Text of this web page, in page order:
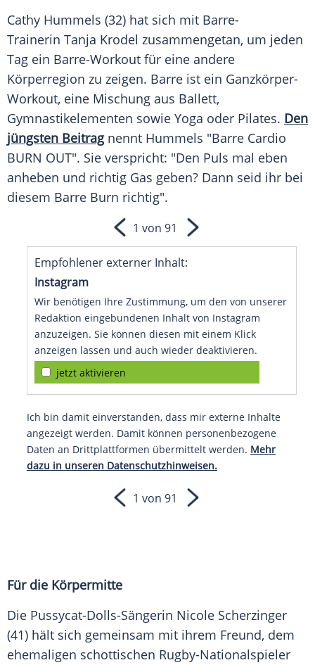
Cathy Hummels (32) hat sich mit Barre-
Trainerin Tanja Krodel zusammengetan, um jeden
Tag ein Barre-Workout für eine andere
Körperregion zu zeigen. Barre ist ein Ganzkörper-
Workout, eine Mischung aus Ballett,
Gymnastikelementen sowie Yoga oder Pilates. Den
jüngsten Beitragnennt Hummels "Barre Cardio
BURN OUT". Sie verspricht: "Den Puls mal eben
anheben und richtig Gas geben? Dann seid ihr bei
diesem Barre Burn richtig".
Empfohlener externer Inhalt:
Instagram
Wir benötigen Ihre Zustimmung, um den von unserer
Redaktion eingebundenen Inhalt von Instagram
anzuzeigen. Sie können diesen mit einem Klick
anzeigen lassen und auch wieder deaktivieren.
jetzt aktivieren
Ich bin damit einverstanden, dass mir externe Inhalte
angezeigt werden. Damit können personenbezogene
Daten an Drittplattformen übermittelt werden. Mehr
dazu in unseren Datenschutzhinweisen.
1 von 91
1 von 91
Für die Körpermitte
Die Pussycat-Dolls-Sängerin Nicole Scherzinger
(41) hält sich gemeinsam mit ihrem Freund, dem
ehemaligen schottischen Rugby-Nationalspieler